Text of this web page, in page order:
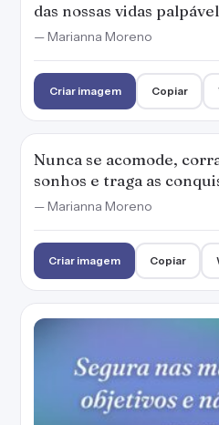
das nossas vidas
— Marianna Moreno
Criar imagem Copiar
Nunca se acomode,
sonhos e traga as
— Marianna Moreno
Criar imagem Copiar